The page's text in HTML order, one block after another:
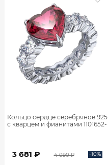
Кольцо сердце серебряное 925
с кварцем и фианитами 1101652-
3 681 ₽ 4 090 ₽ -10%